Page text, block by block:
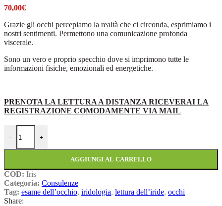
70,00€
Grazie gli occhi percepiamo la realtà che ci circonda, esprimiamo i
nostri sentimenti. Permettono una comunicazione profonda
viscerale.
Sono un vero e proprio specchio dove si imprimono tutte le
informazioni fisiche, emozionali ed energetiche.
PRENOTA LA LETTURA A DISTANZA RICEVERAI LA
REGISTRAZIONE COMODAMENTE VIA MAIL
-
Consulenza lettura dell’iride umana quantità
+
AGGIUNGI AL CARRELLO
COD: Iris
Categoria: Consulenze
Tag: esame dell’occhio, iridologia, lettura dell’iride, occhi
Share: